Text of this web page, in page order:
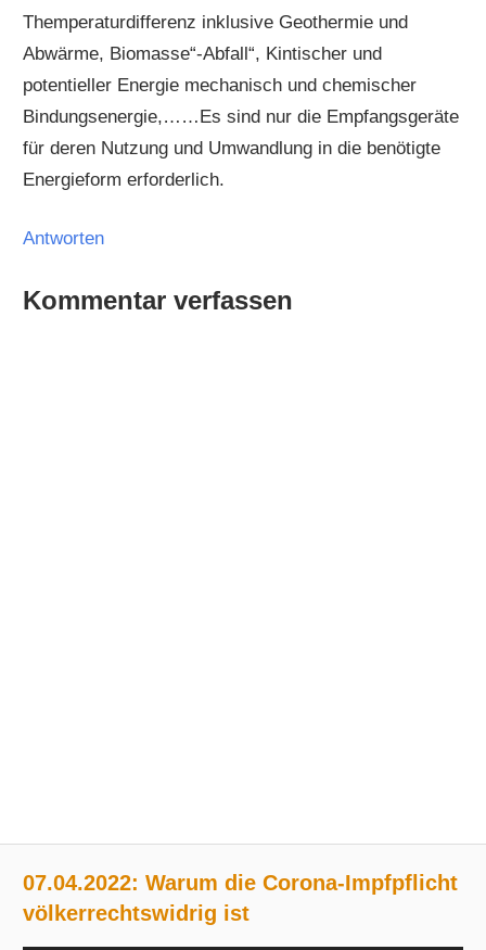
Themperaturdifferenz inklusive Geothermie und
Abwärme, Biomasse“-Abfall“, Kintischer und
potentieller Energie mechanisch und chemischer
Bindungsenergie,……Es sind nur die Empfangsgeräte
für deren Nutzung und Umwandlung in die benötigte
Energieform erforderlich.
Antworten
Kommentar verfassen
07.04.2022: Warum die Corona-Impfpflicht
völkerrechtswidrig ist